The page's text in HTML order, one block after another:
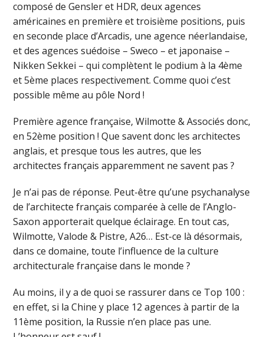
composé de Gensler et HDR, deux agences
américaines en première et troisième positions, puis
en seconde place d’Arcadis, une agence néerlandaise,
et des agences suédoise – Sweco – et japonaise –
Nikken Sekkei – qui complètent le podium à la 4ème
et 5ème places respectivement. Comme quoi c’est
possible même au pôle Nord !
Première agence française, Wilmotte & Associés donc,
en 52ème position ! Que savent donc les architectes
anglais, et presque tous les autres, que les
architectes français apparemment ne savent pas ?
Je n’ai pas de réponse. Peut-être qu’une psychanalyse
de l’architecte français comparée à celle de l’Anglo-
Saxon apporterait quelque éclairage. En tout cas,
Wilmotte, Valode & Pistre, A26… Est-ce là désormais,
dans ce domaine, toute l’influence de la culture
architecturale française dans le monde ?
Au moins, il y a de quoi se rassurer dans ce Top 100 :
en effet, si la Chine y place 12 agences à partir de la
11ème position, la Russie n’en place pas une.